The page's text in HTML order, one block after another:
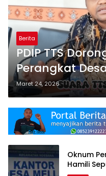
Berita
PDIP TTS
Perangkat
Maret 24, 2026
Oknum